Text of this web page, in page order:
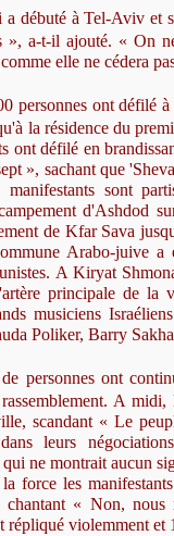
débuté à Tel-Aviv et
», a-t-il ajouté. « On
elle ne cédera
personnes ont défilé
la résidence du
ont défilé en
», sachant que
sont
d'Ashdod
de Kfar Sava
Arabo-juive
A Kiryat
principale de
musiciens
Poliker, Barry
de personnes ont
A
scandant « Le
leurs
qui ne montrait aucun
force les
chantant « Non,
répliqué violemment et